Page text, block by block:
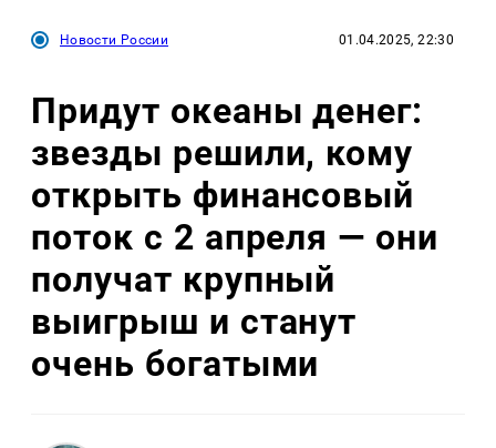
Новости России 01.04.2025, 22:30
Придут океаны денег:
звезды решили, кому
открыть финансовый
поток с 2 апреля — они
получат крупный
выигрыш и станут
очень богатыми